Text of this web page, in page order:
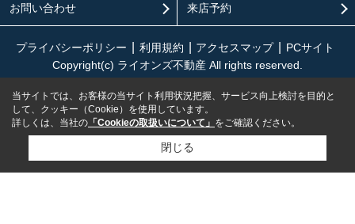
お問い合わせ 来店予約
プライバシーポリシー 利用規約 アクセスマップ
PCサイト
Copyright(c) ライオンズ不動産 All rights reserved.
当サイトでは、お客様の当サイト利用状況把握、サービス向上検討を目的と
して、クッキー（Cookie）を使用しています。
詳しくは、当社の 「Cookieの取扱いについて」 をご確認ください。
閉じる